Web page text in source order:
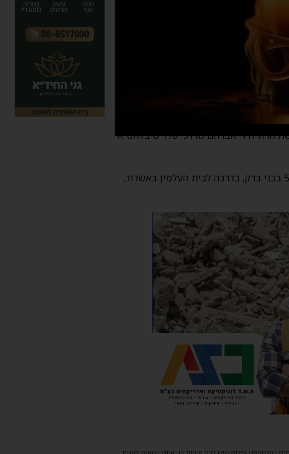
הרה”ח ר’ אברהם מרדכי פלד שיבלחט”א
הלווייתה תצא היום (ראשון) בשעה 10:00 בבוקר, מביתה ברחוב מיכה 5 בבני ברק, בדרכה לבית העלמין באשדוד,